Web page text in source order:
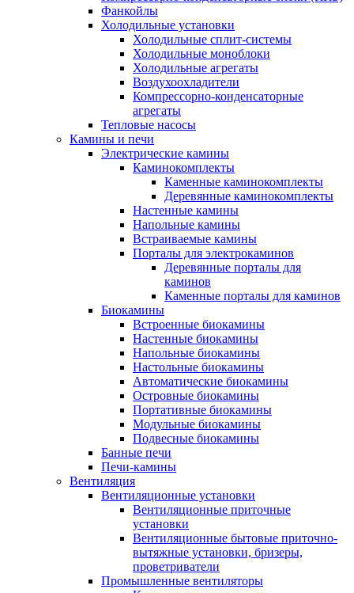
Фанкойлы
Холодильные установки
Холодильные сплит-системы
Холодильные моноблоки
Холодильные агрегаты
Воздухоохладители
Компрессорно-конденсаторные
агрегаты
Тепловые насосы
Камины и печи
Электрические камины
Каминокомплекты
Каменные каминокомплекты
Деревянные каминокомплекты
Настенные камины
Напольные камины
Встраиваемые камины
Порталы для электрокаминов
Деревянные порталы для
каминов
Каменные порталы для каминов
Биокамины
Встроенные биокамины
Настенные биокамины
Напольные биокамины
Настольные биокамины
Автоматические биокамины
Островные биокамины
Портативные биокамины
Модульные биокамины
Подвесные биокамины
Банные печи
Печи-камины
Вентиляция
Вентиляционные установки
Вентиляционные приточные
установки
Вентиляционные бытовые приточно-
вытяжные установки, бризеры,
проветриватели
Промышленные вентиляторы